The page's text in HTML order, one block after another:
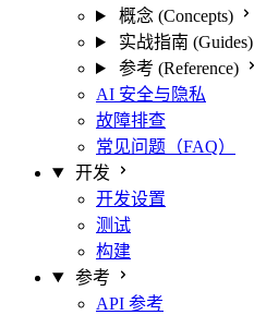
概念 (Concepts)
实战指南 (Guides)
参考 (Reference)
AI 安全与隐私
故障排查
常见问题（FAQ）
开发
开发设置
测试
构建
参考
API 参考